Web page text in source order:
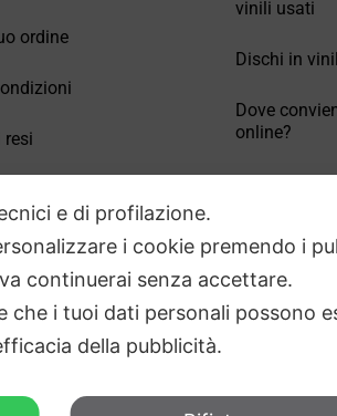
ordine
resi
vinili usati
Dischi in
Dove
online?
e di profilazione.
i cookie premendo i
continuerai senza accettare.
che i tuoi dati personali possono
della pubblicità.